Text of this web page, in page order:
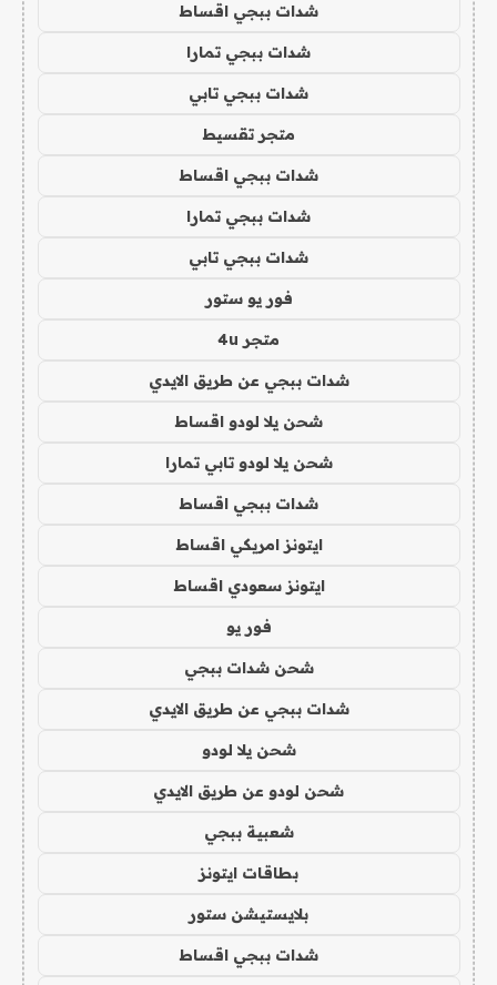
شدات ببجي اقساط
شدات ببجي تمارا
شدات ببجي تابي
متجر تقسيط
شدات ببجي اقساط
شدات ببجي تمارا
شدات ببجي تابي
فور يو ستور
متجر 4u
شدات ببجي عن طريق الايدي
شحن يلا لودو اقساط
شحن يلا لودو تابي تمارا
شدات ببجي اقساط
ايتونز امريكي اقساط
ايتونز سعودي اقساط
فور يو
شحن شدات ببجي
شدات ببجي عن طريق الايدي
شحن يلا لودو
شحن لودو عن طريق الايدي
شعبية ببجي
بطاقات ايتونز
بلايستيشن ستور
شدات ببجي اقساط